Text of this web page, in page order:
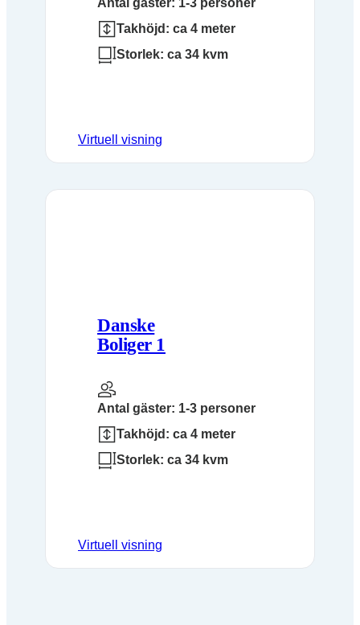
Takhöjd: ca 4 meter
Storlek: ca 34 kvm
Virtuell visning
Danske
Boliger 1
Antal gäster: 1-3 personer
Takhöjd: ca 4 meter
Storlek: ca 34 kvm
Virtuell visning